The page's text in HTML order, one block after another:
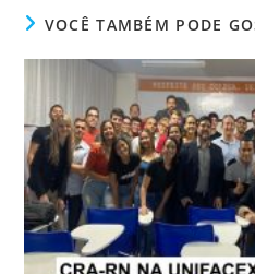
e
b
o
o
k
er e
dI
n
s
A
p
p
VOCÊ TAMBÉM PODE